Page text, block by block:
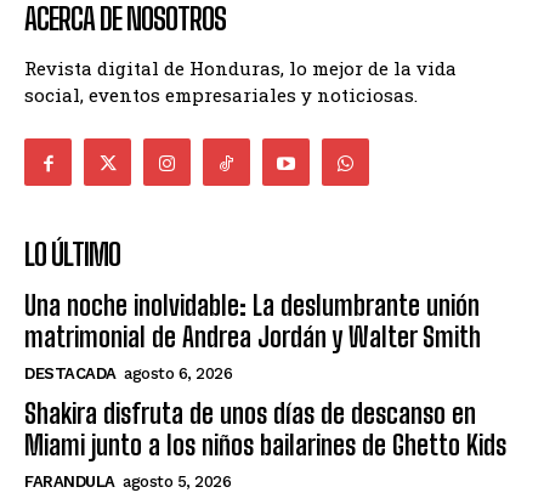
ACERCA DE NOSOTROS
Revista digital de Honduras, lo mejor de la vida
social, eventos empresariales y noticiosas.
LO ÚLTIMO
Una noche inolvidable: La deslumbrante unión
matrimonial de Andrea Jordán y Walter Smith
DESTACADA agosto 6, 2026
Shakira disfruta de unos días de descanso en
Miami junto a los niños bailarines de Ghetto Kids
FARANDULA agosto 5, 2026